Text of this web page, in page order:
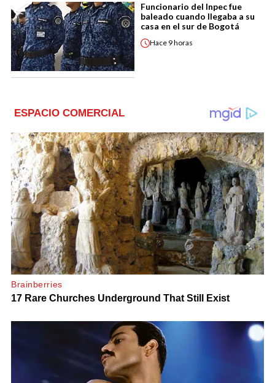
Funcionario del Inpec fue
baleado cuando llegaba a su
casa en el sur de Bogotá
Hace 9 horas